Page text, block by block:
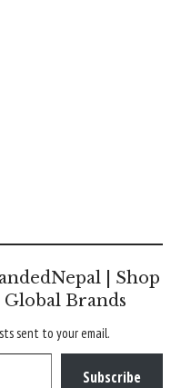
| Shop
Global Brands
sent to your email.
Subscribe